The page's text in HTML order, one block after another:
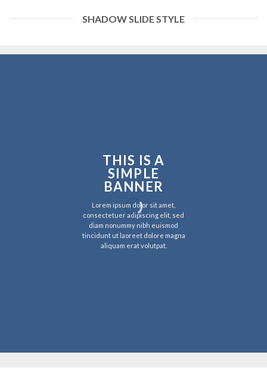
SHADOW SLIDE STYLE
THIS IS A
SIMPLE
BANNER
Lorem ipsum dolor sit amet,
consectetuer adipiscing elit, sed
diam nonummy nibh euismod
tincidunt ut laoreet dolore magna
aliquam erat volutpat.